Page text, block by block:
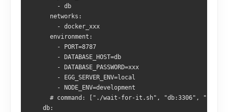
        - db
      networks:
        - docker_xxx
      environment:
        - PORT=8787
        - DATABASE_HOST=db
        - DATABASE_PASSWORD=xxx
        - EGG_SERVER_ENV=local
        - NODE_ENV=development
# command: ["./wait-for-it.sh", "db:3306", "--",
    db: